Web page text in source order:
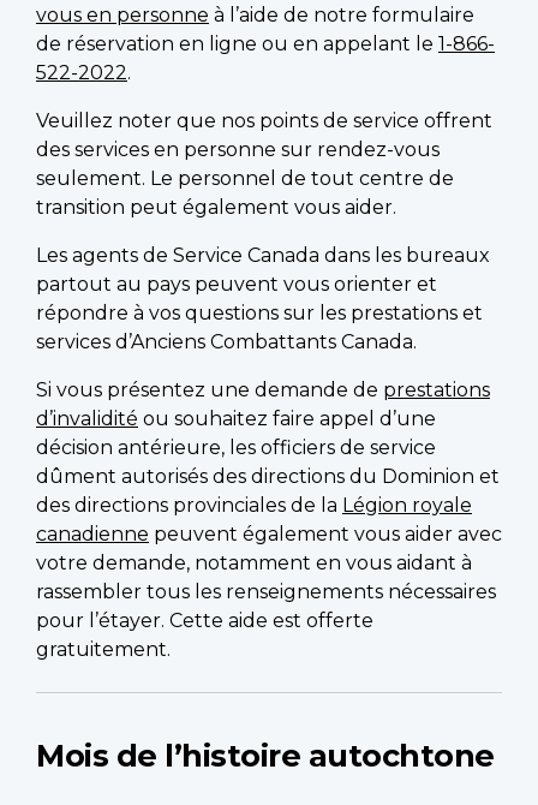
vous en personne à l’aide de notre formulaire
de réservation en ligne ou en appelant le 1-866-
522-2022.
Veuillez noter que nos points de service offrent
des services en personne sur rendez-vous
seulement. Le personnel de tout centre de
transition peut également vous aider.
Les agents de Service Canada dans les bureaux
partout au pays peuvent vous orienter et
répondre à vos questions sur les prestations et
services d’Anciens Combattants Canada.
Si vous présentez une demande de prestations
d’invalidité ou souhaitez faire appel d’une
décision antérieure, les officiers de service
dûment autorisés des directions du Dominion et
des directions provinciales de la Légion royale
canadienne peuvent également vous aider avec
votre demande, notamment en vous aidant à
rassembler tous les renseignements nécessaires
pour l’étayer. Cette aide est offerte
gratuitement.
Mois de l’histoire autochtone